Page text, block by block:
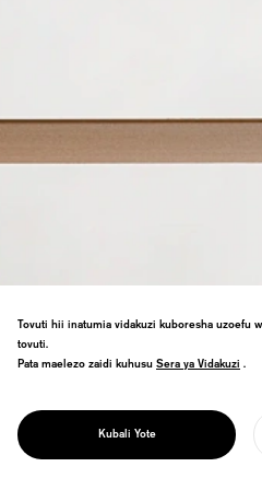
PROJECT
TRUSS
Tovuti hii inatumia vidakuzi kuboresha uzoefu
tovuti.
Pata maelezo zaidi kuhusu Sera ya Vidakuzi
Sera ya Vidakuzi .
Kubali Yote